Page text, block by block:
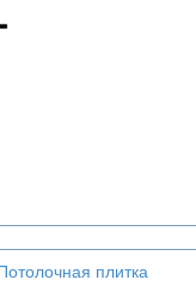
плитка